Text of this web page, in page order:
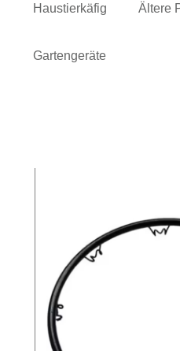
Haustierkäfig Ältere
Gartengeräte